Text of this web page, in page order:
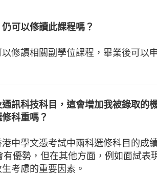
可以修讀此課程嗎？
修讀相關副學位課程，畢業後可以
訊科技科目，這會增加我被錄取的
科重嗎？
中學文憑考試中兩科選修科目的成
優勢，但在其他方面，例如面試表
考慮的重要因素。